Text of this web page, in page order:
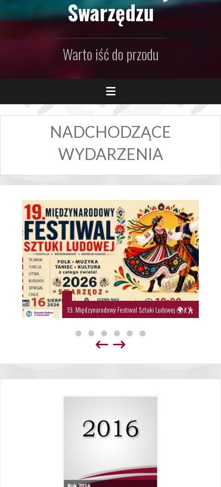
Swarzędzu
Warto iść do przodu
NADCHODZĄCE
WYDARZENIA
19. Międzynarodowy Festiwal Sztuki Ludowej 🌍💃🕺